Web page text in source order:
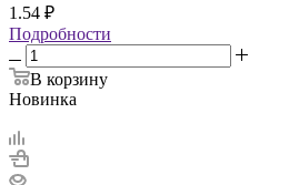
1.54 ₽
Подробности
В корзину
Новинка